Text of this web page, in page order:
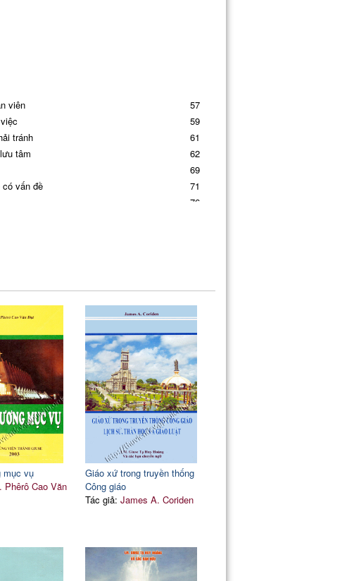
viên
57
59
tránh
61
tâm
62
69
vấn đề
71
76
100
105
tích
109
các mối tương quan
117
mục vụ
Phêrô Cao Văn
Giáo xứ trong truyền thống
Công giáo
Tác giả: James A. Coriden